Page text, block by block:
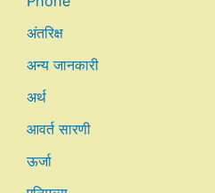
अंतरिक्ष
अन्य जानकारी
अर्थ
आवर्त सारणी
ऊर्जा